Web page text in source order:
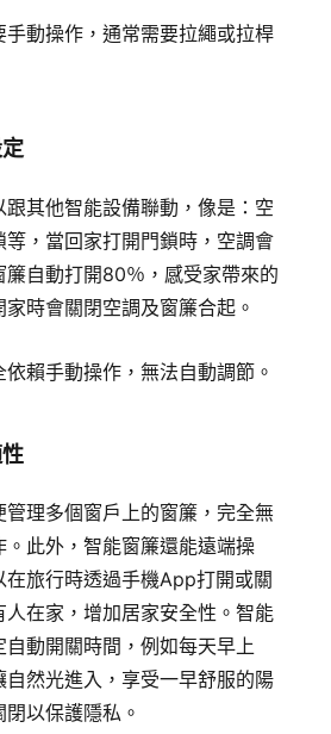
手動操作，通常需要拉繩或拉桿
跟其他智能設備聯動，像是：空
等，當回家打開門鎖時，空調會
簾自動打開80％，感受家帶來的
時會關閉空調及窗簾合起。
依賴手動操作，無法自動調節。
管理多個窗戶上的窗簾，完全無
。此外，智能窗簾還能遠端操
在旅行時透過手機App打開或關
人在家，增加居家安全性。智能
自動開關時間，例如每天早上
然光進入，享受一早舒服的陽
以保護隱私。